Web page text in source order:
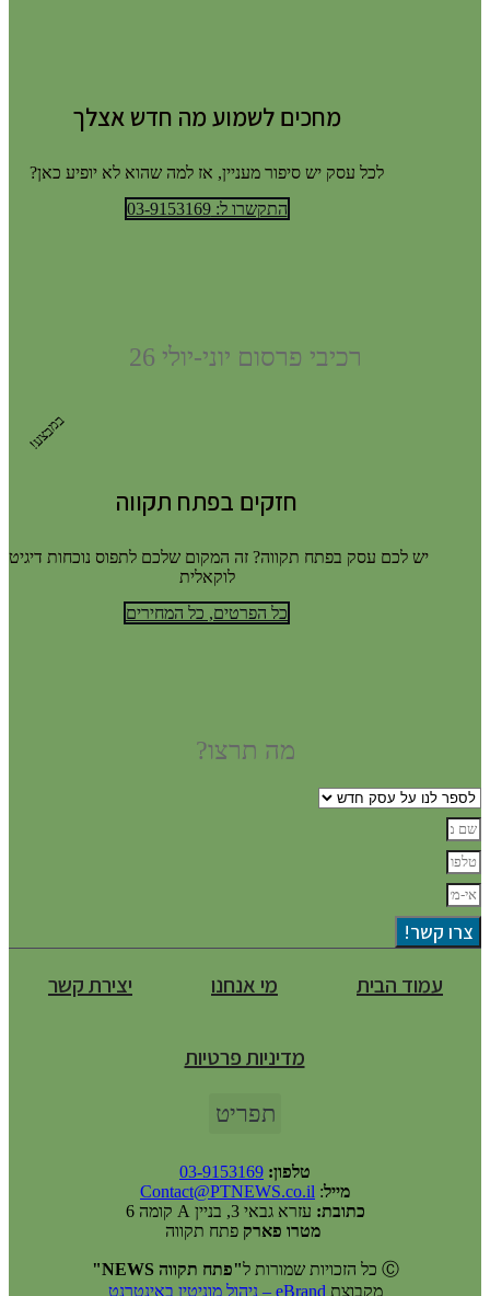
מחכים לשמוע מה חדש אצלך
לכל עסק יש סיפור מעניין, אז למה שהוא לא יופיע כאן?
התקשרו ל: 03-9153169
רכיבי פרסום יוני-יולי 26
חזקים בפתח תקווה
יש לכם עסק בפתח תקווה? זה המקום שלכם לתפוס נוכחות
לוקאלית
כל הפרטים, כל המחירים
במבצע!
מה תרצו?
צרו קשר!
עמוד הבית מי אנחנו יצירת קשר
מדיניות פרטיות
תפריט
טלפון: 03-9153169
מייל:
Contact@PTNEWS.co.il
כתובת: עזרא גבאי 3, בניין A קומה 6
מטרו פארק פתח תקווה
Ⓒ כל הזכויות שמורות ל
"פתח תקווה NEWS"
מקבוצת eBrand – ניהול מוניטין באינטרנט